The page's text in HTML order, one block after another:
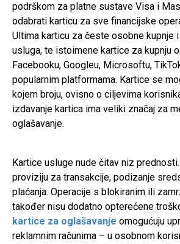
podrškom za platne sustave Visa i
odabrati karticu za sve financijske
Ultima karticu za česte osobne kupnje
usluga, te istoimene kartice za kupnju
Facebooku, Googleu, Microsoftu,
popularnim platformama. Kartice se
kojem broju, ovisno o ciljevima
izdavanje kartica ima veliki značaj za
oglašavanje.
Kartice usluge nude čitav niz
proviziju za transakcije, podizanje
plaćanja. Operacije s blokiranim ili
također nisu dodatno opterećene
kartice za oglašavanje omogućuju
reklamnim računima – u osobnom